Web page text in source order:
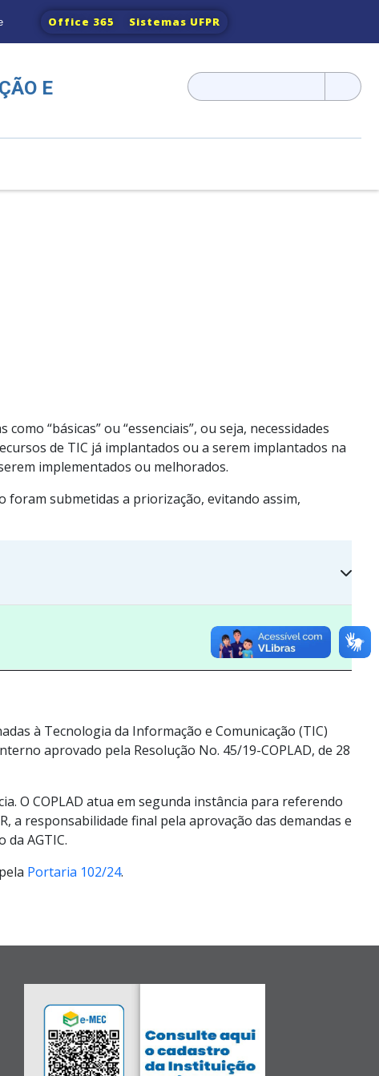
Office 365 Sistemas UFPR
E
Pesquisar
por:
“básicas” ou “essenciais”, ou seja, necessidades
de TIC já implantados ou a serem implantados na
implementados ou melhorados.
submetidas a priorização, evitando assim,
à Tecnologia da Informação e Comunicação (TIC)
aprovado pela Resolução No. 45/19-COPLAD, de 28
O COPLAD atua em segunda instância para referendo
a responsabilidade final pela aprovação das demandas e
da AGTIC.
Portaria 102/24.